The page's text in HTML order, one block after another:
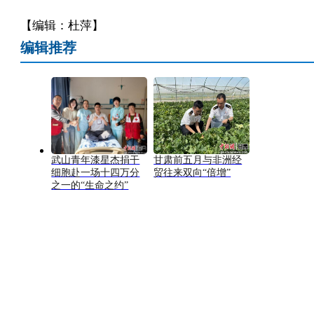
【编辑：杜萍】
编辑推荐
武山青年漆星杰捐干
细胞赴一场十四万分
之一的“生命之约”
甘肃前五月与非洲经
贸往来双向“倍增”